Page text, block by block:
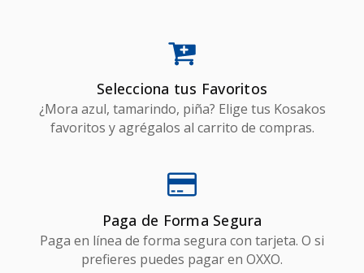
Selecciona tus Favoritos
¿Mora azul, tamarindo, piña? Elige tus Kosakos
favoritos y agrégalos al carrito de compras.
Paga de Forma Segura
Paga en línea de forma segura con tarjeta. O si
prefieres puedes pagar en OXXO.